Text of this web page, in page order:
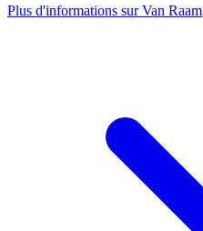
Plus d'informations sur Van Raam